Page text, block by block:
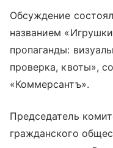
Обсуждение
названием
пропаганды:
проверка, квоты»,
«Коммерсантъ».
Председатель
гражданского